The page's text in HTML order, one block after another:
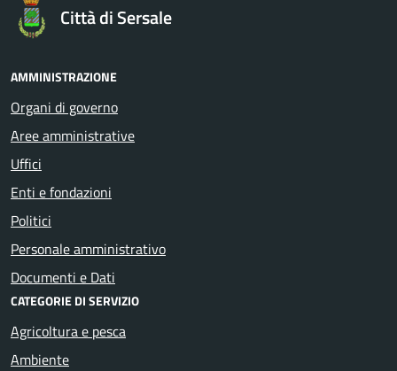
Città di Sersale
AMMINISTRAZIONE
Organi di governo
Aree amministrative
Uffici
Enti e fondazioni
Politici
Personale amministrativo
Documenti e Dati
CATEGORIE DI SERVIZIO
Agricoltura e pesca
Ambiente